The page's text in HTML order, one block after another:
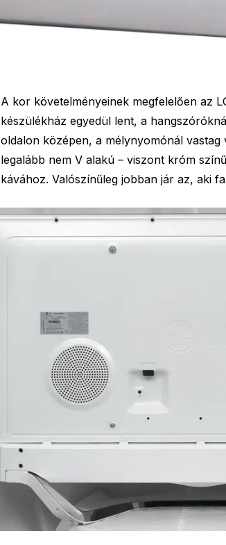
A kor követelményeinek megfelelően az
készülékház egyedül lent, a
oldalon középen, a mélynyomónál
legalább nem V alakú – viszont króm
kávához. Valószínűleg jobban jár az, aki